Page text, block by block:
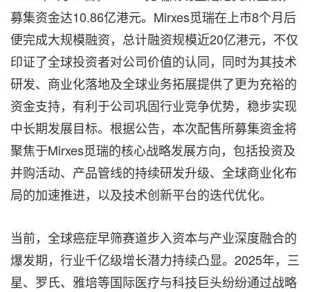
募集资金达10.86亿港元。Mirxes觅瑞在上市8个月后
便完成大规模融资，总计融资规模近20亿港元，不仅
印证了全球投资者对公司价值的认同，同时为其技术
研发、商业化落地及全球业务拓展提供了更为充裕的
资金支持，有利于公司巩固行业竞争优势，稳步实现
中长期发展目标。根据公告，本次配售所募集资金将
聚焦于Mirxes觅瑞的核心战略发展方向，包括投资及
并购活动、产品管线的持续研发升级、全球商业化布
局的加速推进，以及技术创新平台的迭代优化。
当前，全球癌症早筛赛道步入资本与产业深度融合的
爆发期，行业千亿级增长潜力持续凸显。2025年，三
星、罗氏、雅培等国际医疗与科技巨头纷纷通过战略